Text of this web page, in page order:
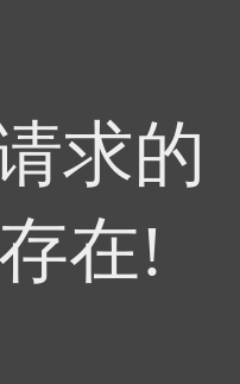
求的
在!